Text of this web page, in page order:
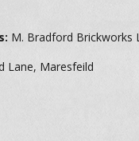
M. Bradford Brickworks
Lane, Maresfeild